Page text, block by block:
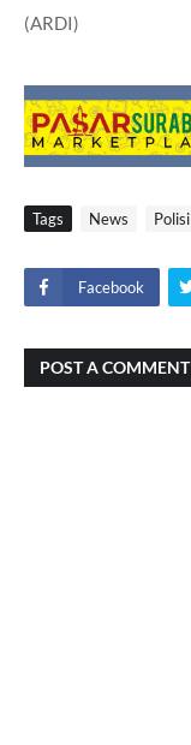
(ARDI)
Tags News Polisi
Facebook
POST A COMMENT